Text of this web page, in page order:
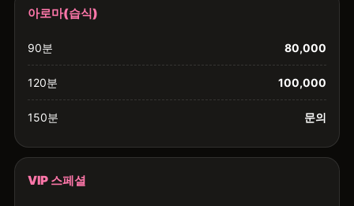
아로마(습식)
90분 80,000
120분 100,000
150분 문의
VIP 스페셜